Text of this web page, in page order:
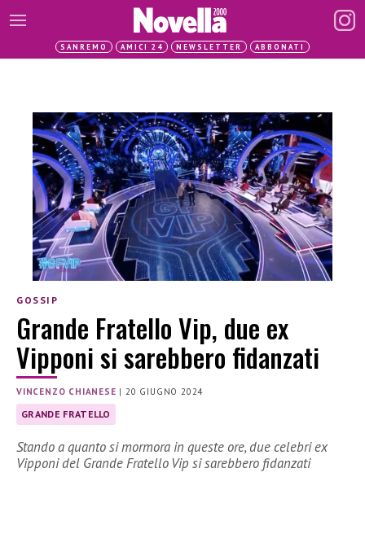
SANREMO AMICI 24 NEWSLETTER ABBONATI
GOSSIP
Grande Fratello Vip, due ex
Vipponi si sarebbero fidanzati
VINCENZO CHIANESE |20 GIUGNO 2024
GRANDE FRATELLO
Stando a quanto si mormora in queste ore, due celebri ex
Vipponi del Grande Fratello Vip si sarebbero fidanzati